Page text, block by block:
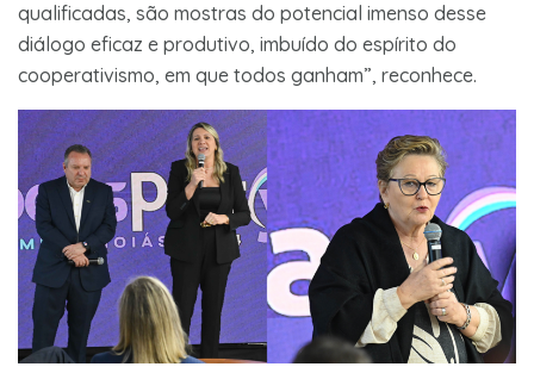
qualificadas, são mostras do potencial imenso desse
diálogo eficaz e produtivo, imbuído do espírito do
cooperativismo, em que todos ganham”, reconhece.